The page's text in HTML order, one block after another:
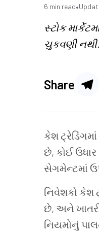
6 min read•
સ્ટોક
ચુકવણી નથી.
Share
કેશ
છે, કોઈ
સેગમેન્ટમાં
નિવેશકો કેશ
છે, અને
નિયમોનું